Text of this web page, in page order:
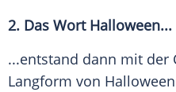
2. Das Wort Halloween...
...entstand dann mit der
Langform von Halloween